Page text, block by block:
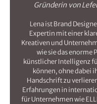
Gründerin von
Lena ist Brand
Expertin mit einer
Kreativen und
wie sie das enorme
künstlicher Intelligenz
können, ohne dabei
Handschrift zu
Erfahrungen in
für Unternehmen wie